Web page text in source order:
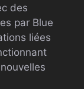
des
par Blue
liées